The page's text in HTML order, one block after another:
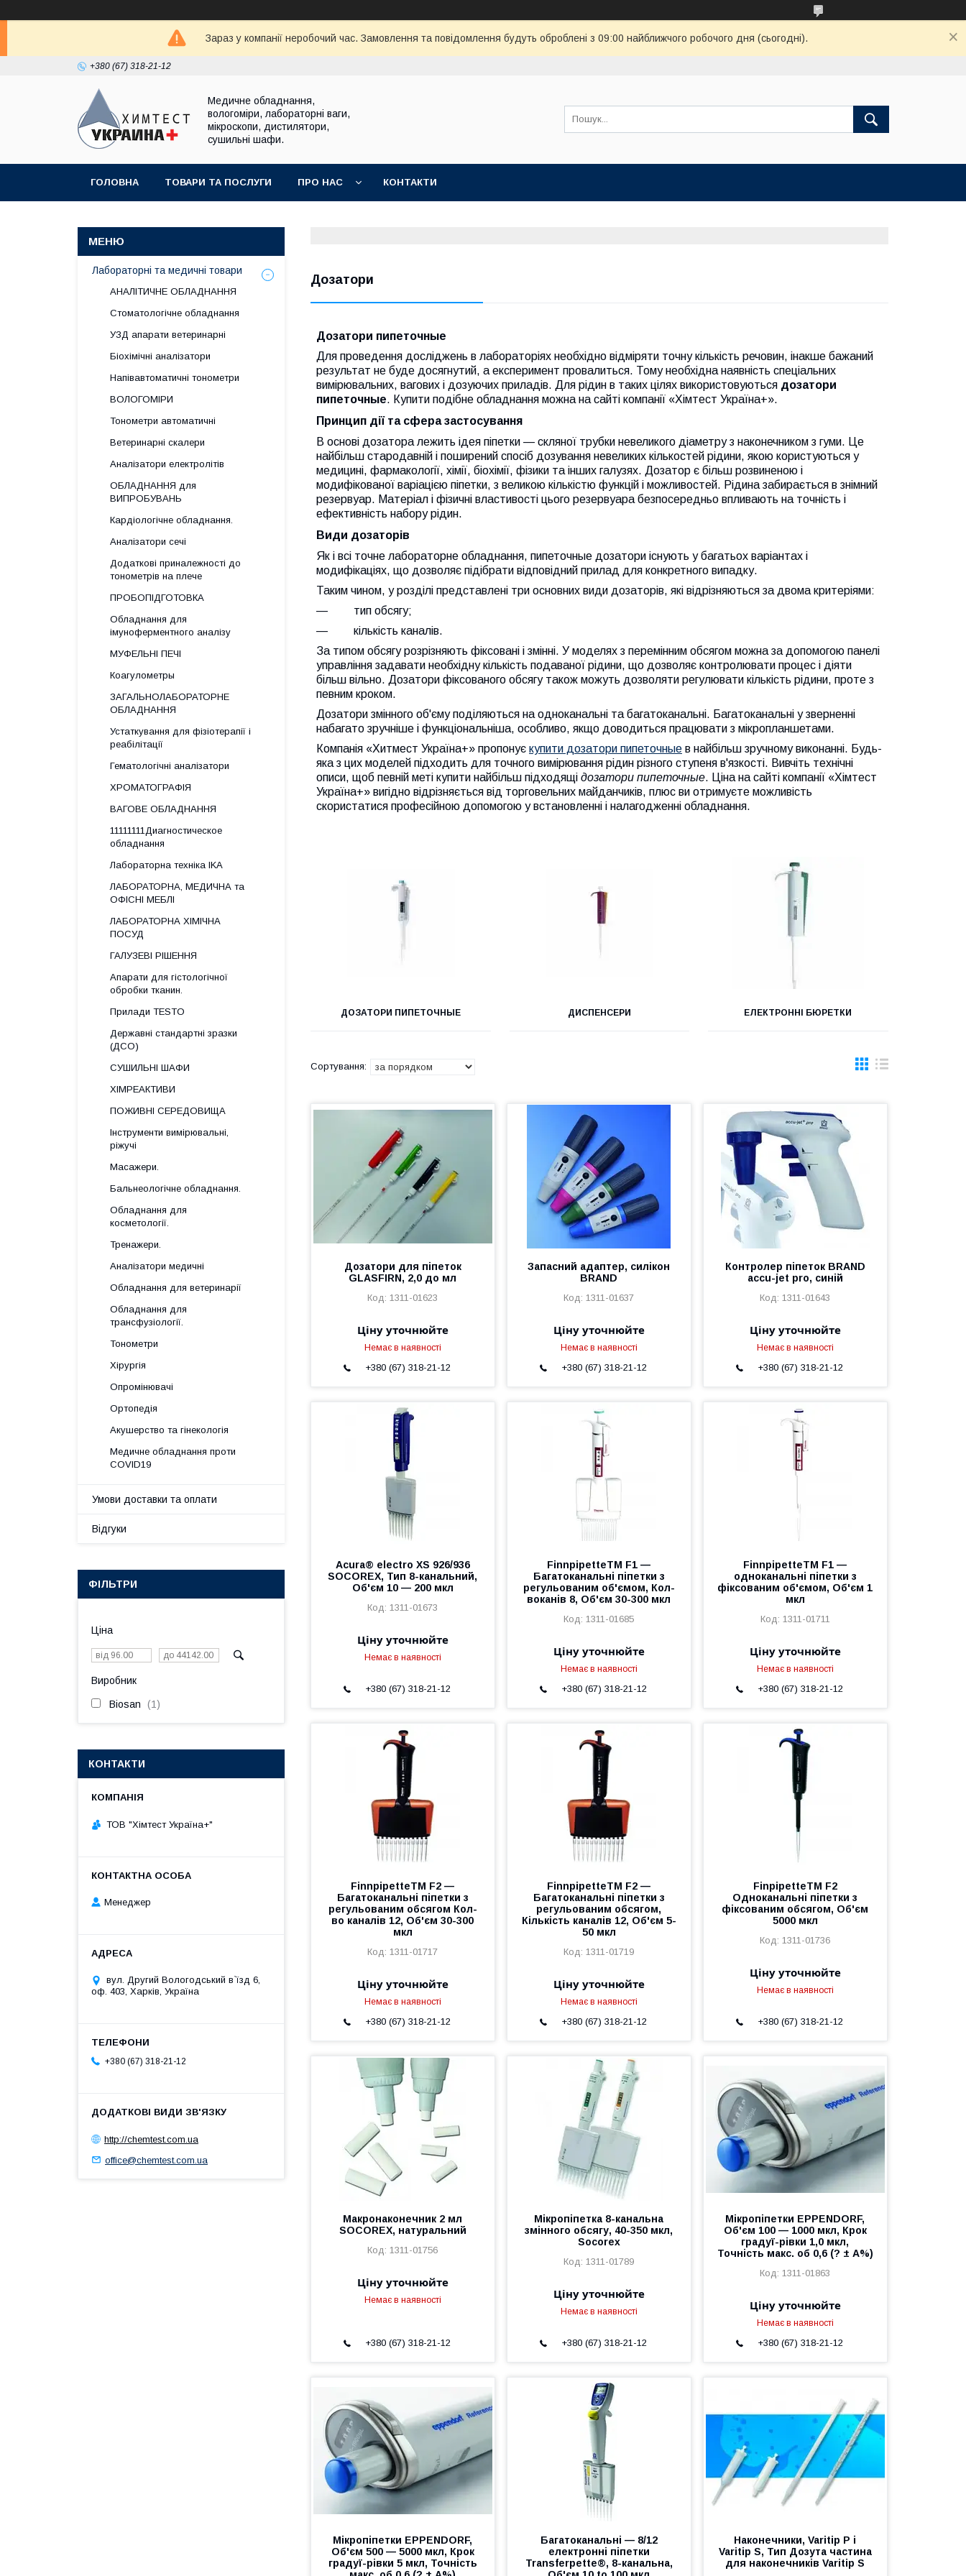
Зараз у компанії неробочий час. Замовлення та повідомлення будуть оброблені з 09:00 найближчого робочого дня (сьогодні).
+380 (67) 318-21-12
Медичне обладнання,
вологоміри, лабораторні ваги,
мікроскопи, дистилятори,
сушильні шафи.
ГОЛОВНА ТОВАРИ ТА ПОСЛУГИ ПРО НАС КОНТАКТИ
Дозатори
Дозатори пипеточные
Для проведення досліджень в лабораторіях необхідно відміряти точну кількість речовин, інакше бажаний
результат не буде досягнутий, а експеримент провалиться. Тому необхідна наявність спеціальних
вимірювальних, вагових і дозуючих приладів. Для рідин в таких цілях використовуються дозатори
пипеточные. Купити подібне обладнання можна на сайті компанії «Хімтест Україна+».
Принцип дії та сфера застосування
В основі дозатора лежить ідея піпетки — скляної трубки невеликого діаметру з наконечником з гуми. Це
найбільш стародавній і поширений спосіб дозування невеликих кількостей рідини, якою користуються у
медицині, фармакології, хімії, біохімії, фізики та інших галузях. Дозатор є більш розвиненою і
модифікованої варіацією піпетки, з великою кількістю функцій і можливостей. Рідина забирається в знімний
резервуар. Матеріал і фізичні властивості цього резервуара безпосередньо впливають на точність і
ефективність набору рідин.
Види дозаторів
Як і всі точне лабораторне обладнання, пипеточные дозатори існують у багатьох варіантах і
модифікаціях, що дозволяє підібрати відповідний прилад для конкретного випадку.
Таким чином, у розділі представлені три основних види дозаторів, які відрізняються за двома критеріями:
—
тип обсягу;
—
кількість каналів.
За типом обсягу розрізняють фіксовані і змінні. У моделях з перемінним обсягом можна за допомогою панелі
управління задавати необхідну кількість подаваної рідини, що дозволяє контролювати процес і діяти
більш вільно. Дозатори фіксованого обсягу також можуть дозволяти регулювати кількість рідини, проте з
певним кроком.
Дозатори змінного об'єму поділяються на одноканальні та багатоканальні. Багатоканальні у зверненні
набагато зручніше і функціональніша, особливо, якщо доводиться працювати з мікропланшетами.
Компанія «Хитмест Україна+» пропонує купити дозатори пипеточные в найбільш зручному виконанні. Будь-
яка з цих моделей підходить для точного вимірювання рідин різного ступеня в'язкості. Вивчіть технічні
описи, щоб певній меті купити найбільш підходящі дозатори пипеточные. Ціна на сайті компанії «Хімтест
Україна+» вигідно відрізняється від торговельних майданчиків, плюс ви отримуєте можливість
скористатися професійною допомогою у встановленні і налагодженні обладнання.
ДОЗАТОРИ ПИПЕТОЧНЫЕ ДИСПЕНСЕРИ ЕЛЕКТРОННІ БЮРЕТКИ
Дозатори для піпеток
GLASFIRN, 2,0 до мл
1311-01623
Ціну уточнюйте
Немає в наявності
+380 (67) 318-21-12
Запасний адаптер, силікон
BRAND
1311-01637
Ціну уточнюйте
Немає в наявності
+380 (67) 318-21-12
Контролер піпеток BRAND
accu-jet pro, синій
1311-01643
Ціну уточнюйте
Немає в наявності
+380 (67) 318-21-12
Acura® electro XS 926/936
SOCOREX, Тип 8-канальний,
Об'єм 10 — 200 мкл
1311-01673
Ціну уточнюйте
Немає в наявності
+380 (67) 318-21-12
FinnpipetteTM F1 —
Багатоканальні піпетки з
регульованим об'ємом, Кол-
воканів 8, Об'єм 30-300 мкл
1311-01685
Ціну уточнюйте
Немає в наявності
+380 (67) 318-21-12
FinnpipetteTM F1 —
одноканальні піпетки з
фіксованим об'ємом, Об'єм 1
мкл
1311-01711
Ціну уточнюйте
Немає в наявності
+380 (67) 318-21-12
FinnpipetteTM F2 —
Багатоканальні піпетки з
регульованим обсягом Кол-
во каналів 12, Об'єм 30-300
мкл
1311-01717
Ціну уточнюйте
Немає в наявності
+380 (67) 318-21-12
FinnpipetteTM F2 —
Багатоканальні піпетки з
регульованим обсягом,
Кількість каналів 12, Об'єм 5-
50 мкл
1311-01719
Ціну уточнюйте
Немає в наявності
+380 (67) 318-21-12
FinpipetteTM F2
Одноканальні піпетки з
фіксованим обсягом, Об'єм
5000 мкл
1311-01736
Ціну уточнюйте
Немає в наявності
+380 (67) 318-21-12
Макронаконечник 2 мл
SOCOREX, натуральний
1311-01756
Ціну уточнюйте
Немає в наявності
+380 (67) 318-21-12
Мікропіпетка 8-канальна
змінного обсягу, 40-350 мкл,
Socorex
1311-01789
Ціну уточнюйте
Немає в наявності
+380 (67) 318-21-12
Мікропіпетки EPPENDORF,
Об'єм 100 — 1000 мкл, Крок
градуї-рівки 1,0 мкл,
Точність макс. об 0,6 (? ± A%)
1311-01863
Ціну уточнюйте
Немає в наявності
+380 (67) 318-21-12
Мікропіпетки EPPENDORF,
Об'єм 500 — 5000 мкл, Крок
градуї-рівки 5 мкл, Точність
Багатоканальні — 8/12
електронні піпетки
Transferpette®, 8-канальна,
Наконечники, Varitip P і
Varitip S, Тип Дозута частина
для наконечників Varitip S
Лабораторні та медичні товари
АНАЛІТИЧНЕ ОБЛАДНАННЯ
Стоматологічне обладнання
УЗД апарати ветеринарні
Біохімічні аналізатори
Напівавтоматичні тонометри
ВОЛОГОМІРИ
Тонометри автоматичні
Ветеринарні скалери
Аналізатори електролітів
ОБЛАДНАННЯ для
ВИПРОБУВАНЬ
Кардіологічне обладнання.
Аналізатори сечі
Додаткові приналежності до
тонометрів на плече
ПРОБОПІДГОТОВКА
Обладнання для
імуноферментного аналізу
МУФЕЛЬНІ ПЕЧІ
Коагулометры
ЗАГАЛЬНОЛАБОРАТОРНЕ
ОБЛАДНАННЯ
Устаткування для фізіотерапії і
реабілітації
Гематологічні аналізатори
ХРОМАТОГРАФІЯ
ВАГОВЕ ОБЛАДНАННЯ
11111111Диагностическое
обладнання
Лабораторна техніка IKA
ЛАБОРАТОРНА, МЕДИЧНА та
ОФІСНІ МЕБЛІ
ЛАБОРАТОРНА ХІМІЧНА
ПОСУД
ГАЛУЗЕВІ РІШЕННЯ
Апарати для гістологічної
обробки тканин.
Прилади TESTO
Державні стандартні зразки
(ДСО)
СУШИЛЬНІ ШАФИ
ХІМРЕАКТИВИ
ПОЖИВНІ СЕРЕДОВИЩА
Інструменти вимірювальні,
ріжучі
Масажери.
Бальнеологічне обладнання.
Обладнання для
косметології.
Тренажери.
Аналізатори медичні
Обладнання для ветеринарії
Обладнання для
трансфузіології.
Тонометри
Хірургія
Опромінювачі
Ортопедія
Акушерство та гінекологія
Медичне обладнання проти
COVID19
Умови доставки та оплати
Відгуки
ФІЛЬТРИ
Ціна
Виробник
Biosan 1
КОНТАКТИ
ТОВ "Хімтест Україна+"
Менеджер
вул. Другий Вологодський в`їзд 6,
оф. 403, Харків, Україна
+380 (67) 318-21-12
http://chemtest.com.ua
office@chemtest.com.ua